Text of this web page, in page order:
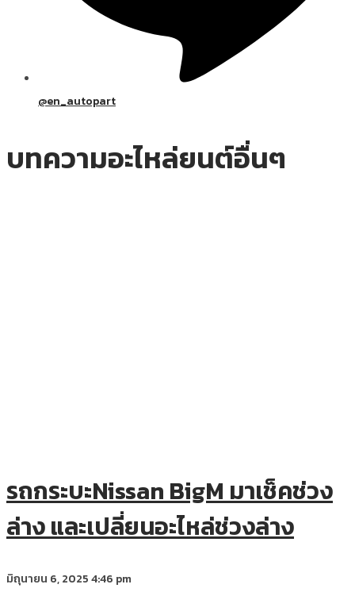
@en_autopart
บทความอะไหล่ยนต์อื่นๆ
รถกระบะNissan BigM มาเช็คช่วง
ล่าง และเปลี่ยนอะไหล่ช่วงล่าง
มิถุนายน 6, 20254:46 pm